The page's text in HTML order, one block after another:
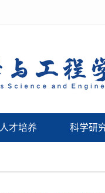
人才培养 科学研